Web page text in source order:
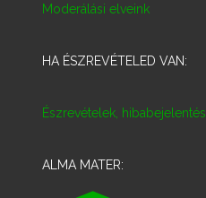
Moderálási elveink
HA ÉSZREVÉTELED VAN:
Észrevételek, hibabejelentés
ALMA MATER: